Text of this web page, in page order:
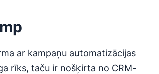
ar kampaņu automatizācijas
rīks, taču ir nošķirta no CRM-